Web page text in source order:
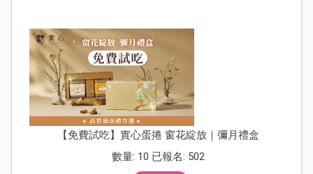
【免費試吃】實心蛋捲 窗花綻放｜彌月禮盒
數量: 10 已報名: 502